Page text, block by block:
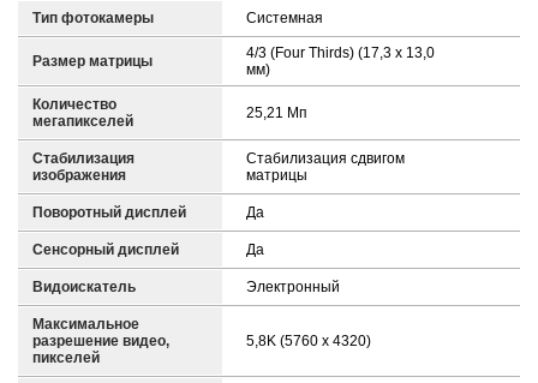
Тип фотокамеры Системная
Размер матрицы
4/3 (Four Thirds) (17,3 x 13,0
мм)
Количество
мегапикселей
25,21 Mп
Стабилизация
изображения
Стабилизация сдвигом
матрицы
Поворотный дисплей Да
Сенсорный дисплей Да
Видоискатель Электронный
Максимальное
разрешение видео,
пикселей
5,8K (5760 х 4320)